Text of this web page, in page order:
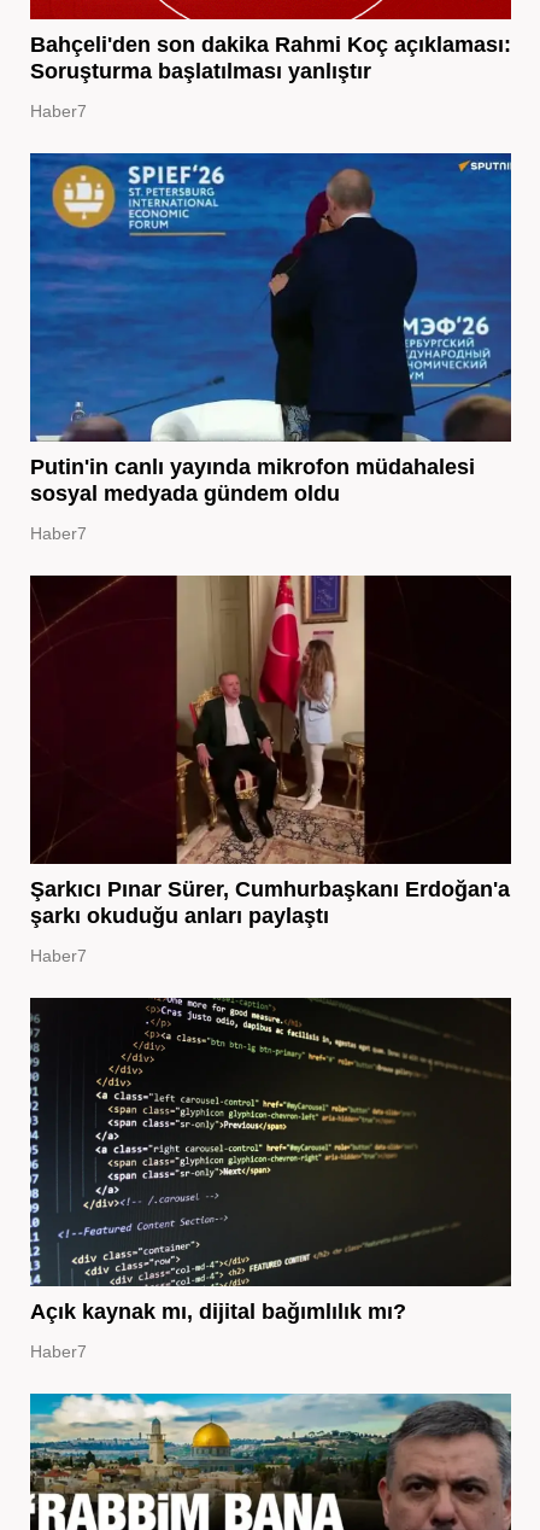
Bahçeli'den son dakika Rahmi Koç açıklaması:
Soruşturma başlatılması yanlıştır
Haber7
Putin'in canlı yayında mikrofon müdahalesi
sosyal medyada gündem oldu
Haber7
Şarkıcı Pınar Sürer, Cumhurbaşkanı Erdoğan'a
şarkı okuduğu anları paylaştı
Haber7
Açık kaynak mı, dijital bağımlılık mı?
Haber7